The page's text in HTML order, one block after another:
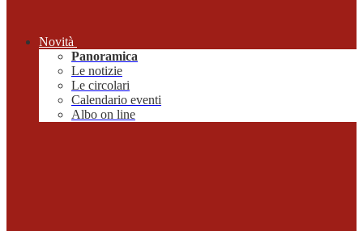
Novità
Panoramica
Le notizie
Le circolari
Calendario eventi
Albo on line